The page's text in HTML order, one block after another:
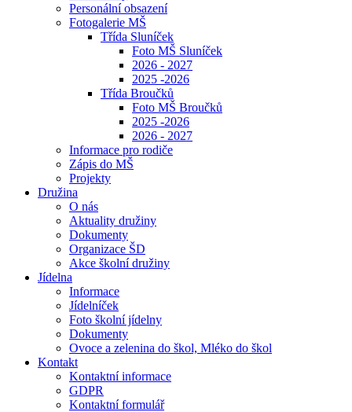
Personální obsazení
Fotogalerie MŠ
Třída Sluníček
Foto MŠ Sluníček
2026 - 2027
2025 -2026
Třída Broučků
Foto MŠ Broučků
2025 -2026
2026 - 2027
Informace pro rodiče
Zápis do MŠ
Projekty
Družina
O nás
Aktuality družiny
Dokumenty
Organizace ŠD
Akce školní družiny
Jídelna
Informace
Jídelníček
Foto školní jídelny
Dokumenty
Ovoce a zelenina do škol, Mléko do škol
Kontakt
Kontaktní informace
GDPR
Kontaktní formulář